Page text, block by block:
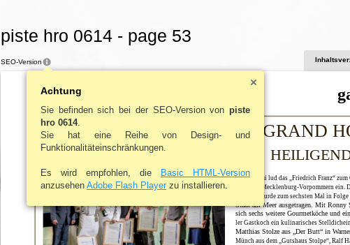
piste hro 0614 - page 53
GRAND
Am 17. Mai lud das „Friedrich Franz“ zum
met Preis Mecklenburg-Vorpommern ein.
staltung wurde zum sechsten Mal in
Stadt am Meer ausgetragen. Mit Ronny
sich sechs weitere Gourmetköche und
ler Gastkoch ein kulinarisches
Matthias Stolze aus „Der Butt“ in
Münch aus dem „Gutshaus Stolpe“, Ralf
SEO-Version
Achtung
Sie befinden sich bei der SEO-Version von piste
hro 0614.
Sie hat eine Reihe von Design- und
Funktionalitäteinschränkungen.
Es wird empfohlen, die Basic HTML-Version
anzusehen Adobe Flash Player zu installieren.